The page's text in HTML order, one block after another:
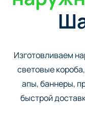
Изготовливаем
cветовые
апы, баннеры,
быстрой